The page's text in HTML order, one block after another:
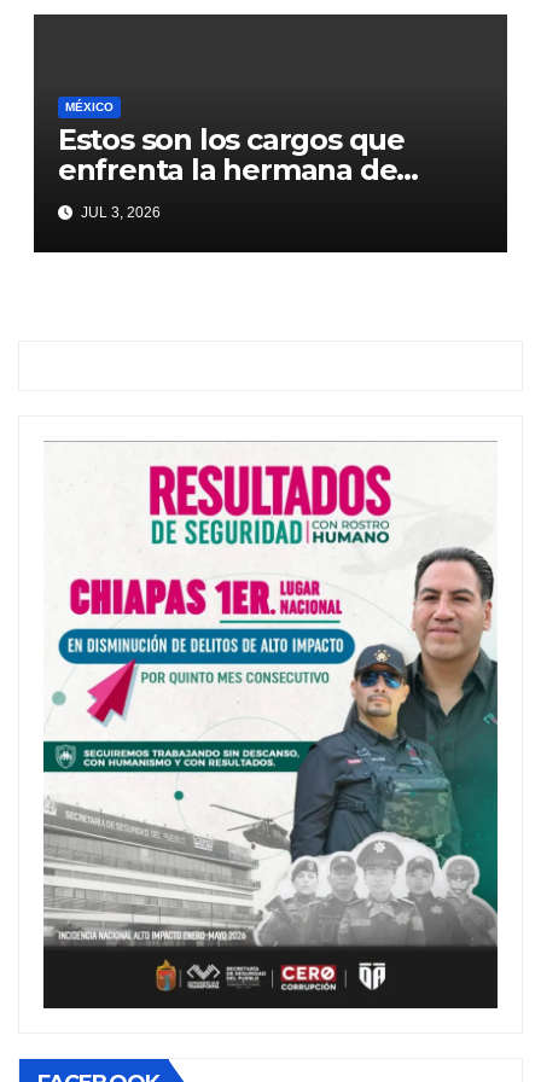
MÉXICO
Estos son los cargos que
enfrenta la hermana de
Emilio Lozoya
JUL 3, 2026